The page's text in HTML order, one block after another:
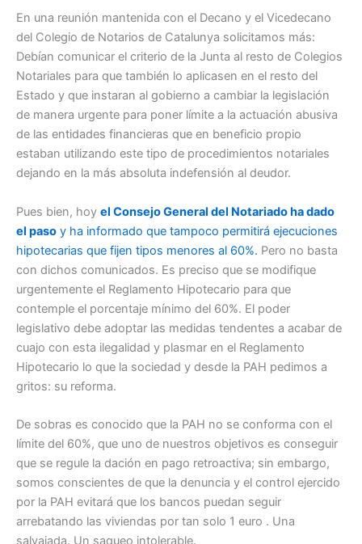
En una reunión mantenida con el Decano y el Vicedecano
del Colegio de Notarios de Catalunya solicitamos más:
Debían comunicar el criterio de la Junta al resto de Colegios
Notariales para que también lo aplicasen en el resto del
Estado y que instaran al gobierno a cambiar la legislación
de manera urgente para poner límite a la actuación abusiva
de las entidades financieras que en beneficio propio
estaban utilizando este tipo de procedimientos notariales
dejando en la más absoluta indefensión al deudor.
Pues bien, hoy el Consejo General del Notariado ha dado
el paso y ha informado que tampoco permitirá ejecuciones
hipotecarias que fijen tipos menores al 60%. Pero no basta
con dichos comunicados. Es preciso que se modifique
urgentemente el Reglamento Hipotecario para que
contemple el porcentaje mínimo del 60%. El poder
legislativo debe adoptar las medidas tendentes a acabar de
cuajo con esta ilegalidad y plasmar en el Reglamento
Hipotecario lo que la sociedad y desde la PAH pedimos a
gritos: su reforma.
De sobras es conocido que la PAH no se conforma con el
límite del 60%, que uno de nuestros objetivos es conseguir
que se regule la dación en pago retroactiva; sin embargo,
somos conscientes de que la denuncia y el control ejercido
por la PAH evitará que los bancos puedan seguir
arrebatando las viviendas por tan solo 1 euro . Una
salvajada. Un saqueo intolerable.